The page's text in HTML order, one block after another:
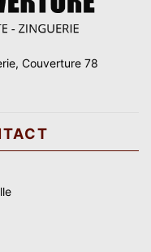
Couverture 78